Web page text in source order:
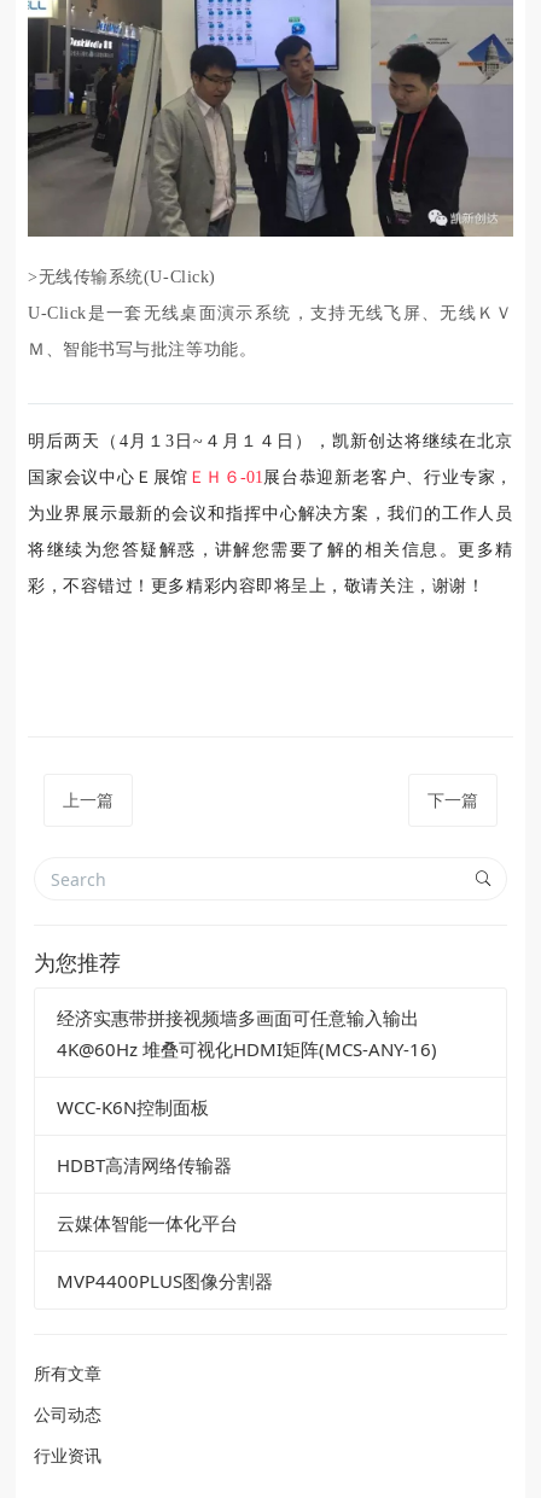
>无线传输系统(U-Click)
U-Click是一套无线桌面演示系统，支持无线飞屏、无线ＫＶ
Ｍ、智能书写与批注等功能。
明后两天（4月１3日~４月１４日），凯新创达将继续在北京
国家会议中心Ｅ展馆 ＥＨ６-01展台恭迎新老客户、行业专家，
为业界展示最新的会议和指挥中心解决方案，我们的工作人员
将继续为您答疑解惑，讲解您需要了解的相关信息。更多精
彩，不容错过！更多精彩内容即将呈上，敬请关注，谢谢！
上一篇 下一篇
为您推荐
经济实惠带拼接视频墙多画面可任意输入输出
4K@60Hz 堆叠可视化HDMI矩阵(MCS-ANY-16)
WCC-K6N控制面板
HDBT高清网络传输器
云媒体智能一体化平台
MVP4400PLUS图像分割器
所有文章
公司动态
行业资讯